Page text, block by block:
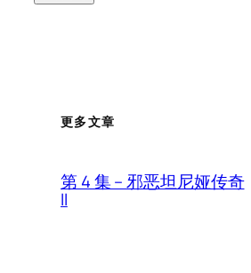
更多文章
第 4 集 – 邪恶坦尼娅传奇
II